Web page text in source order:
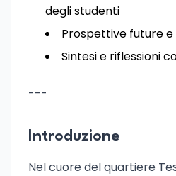
degli studenti
Prospettive future
Sintesi e riflessioni
---
Introduzione
Nel cuore del quartiere